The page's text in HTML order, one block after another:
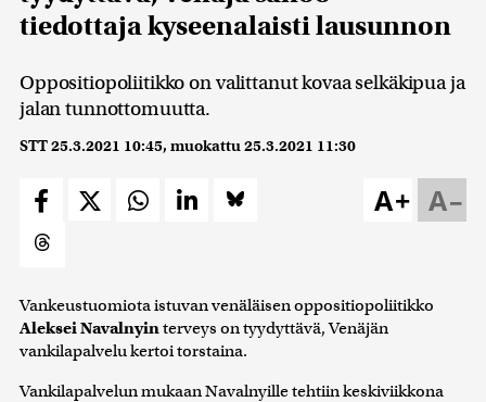
tiedottaja kyseenalaisti lausunnon
Oppositiopoliitikko on valittanut kovaa selkäkipua ja
jalan tunnottomuutta.
STT25.3.2021 10:45, muokattu25.3.2021 11:30
A–
A+
Vankeustuomiota istuvan venäläisen oppositiopoliitikko
Aleksei Navalnyinterveys on tyydyttävä, Venäjän
vankilapalvelu kertoi torstaina.
Vankilapalvelun mukaan Navalnyille tehtiin keskiviikkona